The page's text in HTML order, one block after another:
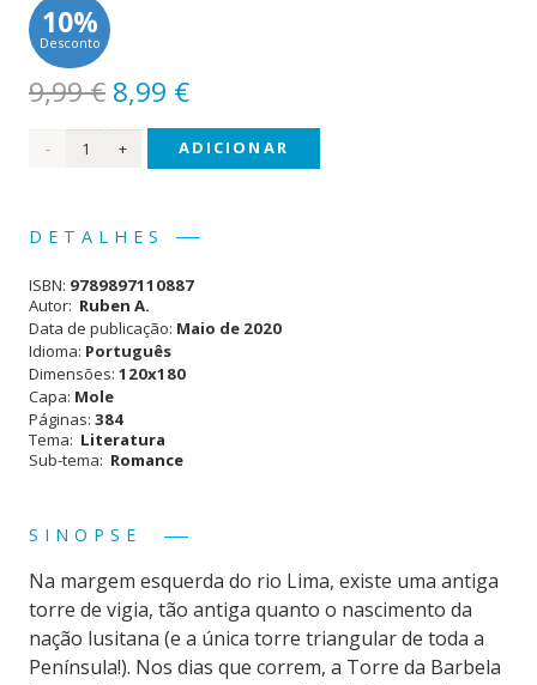
10%
Desconto
9,99€ O
preço
original
9,99 €.
8,99 €O
preço
atual
Quantidade
Barbela
ADICIONAR
DETALHES
ISBN: 9789897110887
Autor: Ruben A.
Data de publicação: Maio de 2020
Idioma: Português
Dimensões: 120x180
Capa: Mole
Páginas: 384
Tema: Literatura
Sub-tema: Romance
SINOPSE
Na margem esquerda do rio Lima, existe uma antiga
torre de vigia, tão antiga quanto o nascimento da
nação lusitana (e a única torre triangular de toda a
Península!). Nos dias que correm, a Torre da Barbela